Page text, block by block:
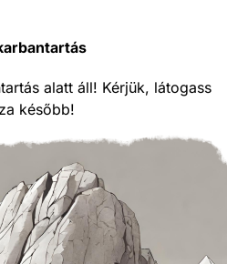
alatt áll! Kérjük, látogass
később!